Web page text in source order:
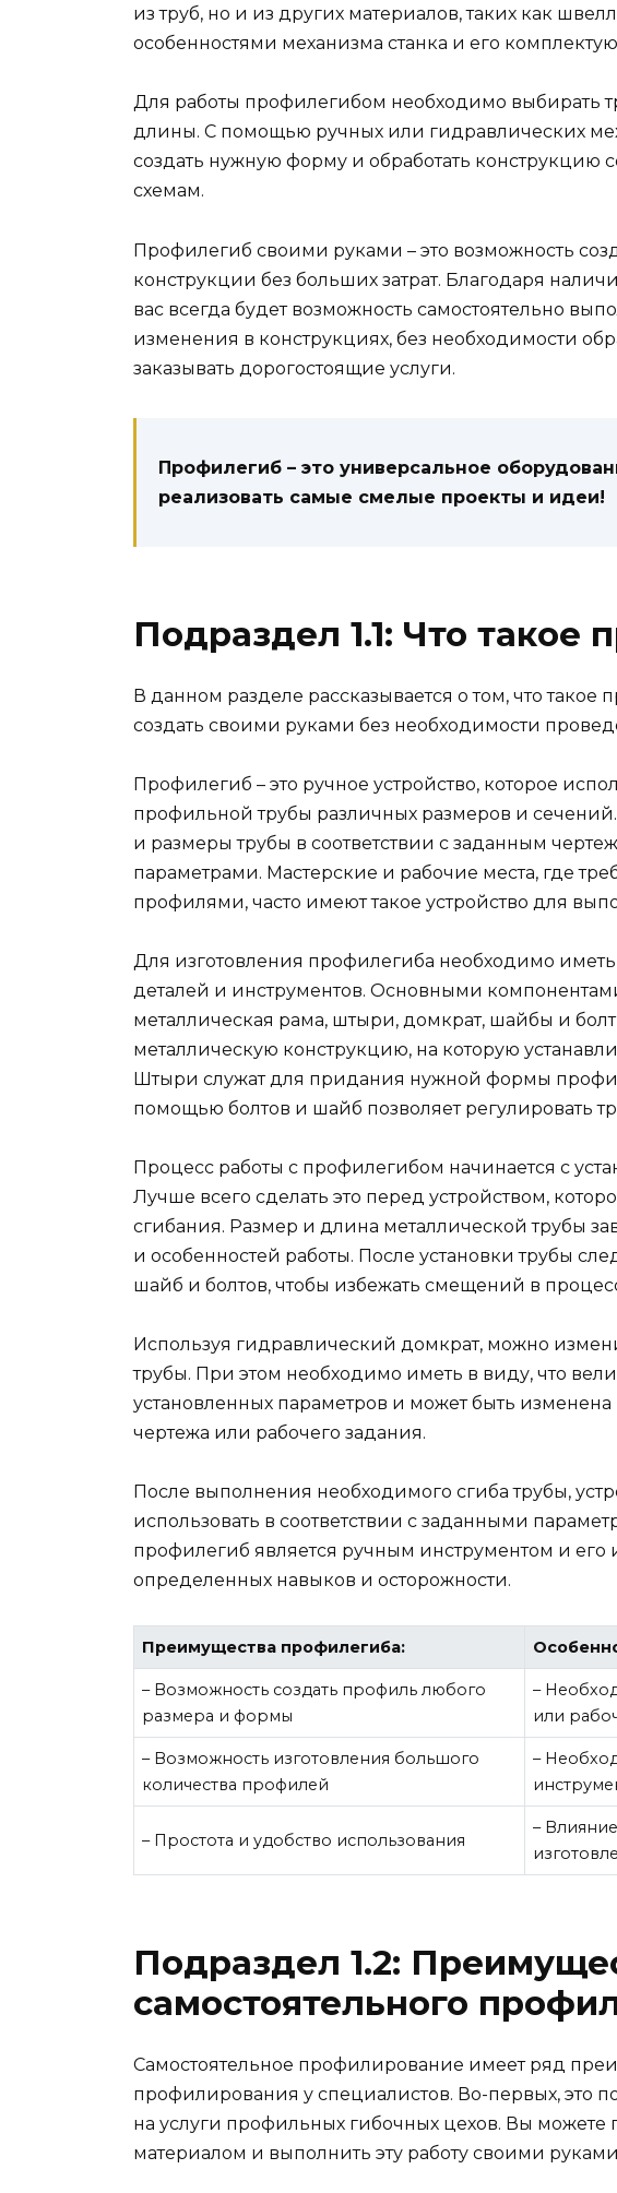
из труб, но и из других материалов, таких как
особенностями механизма станка и его
Для работы профилегибом необходимо выбирать
длины. С помощью ручных или гидравлических
создать нужную форму и обработать конструкцию
схемам.
Профилегиб своими руками – это возможность
конструкции без больших затрат. Благодаря
вас всегда будет возможность самостоятельно
изменения в конструкциях, без необходимости
заказывать дорогостоящие услуги.
Профилегиб – это универсальное
реализовать самые смелые проекты и идеи!
Подраздел 1.1: Что такое
В данном разделе рассказывается о том, что
создать своими руками без необходимости
Профилегиб – это ручное устройство, которое
профильной трубы различных размеров и
и размеры трубы в соответствии с заданным
параметрами. Мастерские и рабочие места, где
профилями, часто имеют такое устройство для
Для изготовления профилегиба необходимо
деталей и инструментов. Основными
металлическая рама, штыри, домкрат, шайбы и
металлическую конструкцию, на которую
Штыри служат для придания нужной формы
помощью болтов и шайб позволяет регулировать
Процесс работы с профилегибом начинается с
Лучше всего сделать это перед устройством,
сгибания. Размер и длина металлической трубы
и особенностей работы. После установки трубы
шайб и болтов, чтобы избежать смещений в
Используя гидравлический домкрат, можно
трубы. При этом необходимо иметь в виду, что
установленных параметров и может быть изменена
чертежа или рабочего задания.
После выполнения необходимого сгиба трубы,
использовать в соответствии с заданными
профилегиб является ручным инструментом и его
определенных навыков и осторожности.
Преимущества профилегиба:
– Возможность создать профиль любого
размера и формы
–
или
– Возможность изготовления большого
количества профилей
–
– Простота и удобство использования
–
Подраздел 1.2:
самостоятельного
Самостоятельное профилирование имеет ряд
профилирования у специалистов. Во-первых, это
на услуги профильных гибочных цехов. Вы
материалом и выполнить эту работу своими